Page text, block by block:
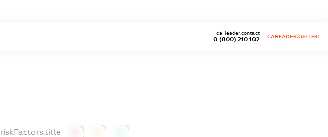
0 (800) 210 102
caHeader.contact
CAHEADER.GETTEST
riskFactors.title